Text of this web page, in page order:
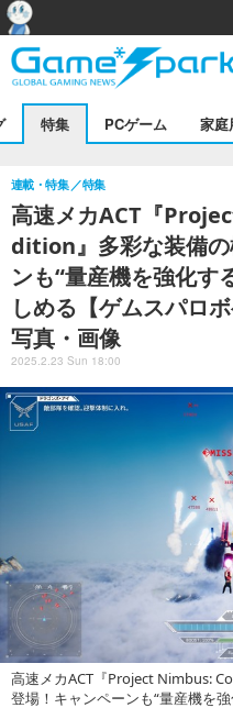
特集 PCゲーム 家庭
高速メカACT『
dition』多彩な装備
ンも“量産機を強化す
しめる【ゲムスパロ
写真・画像
連載・特集 特集
2025.2.23 Sun 18:00
高速メカACT『Project Nimbus:
登場！キャンペーンも“量産機を